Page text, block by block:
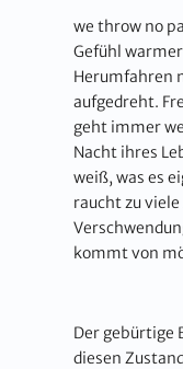
we throw no
Gefühl
Herumfahren
aufgedreht.
geht immer
Nacht ihres
weiß, was es
raucht zu
kommt von
Der gebürtige
diesen